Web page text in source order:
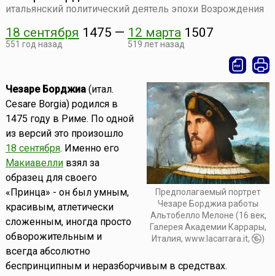
итальянский политический деятель эпохи Возрождения
18 сентября 1475
551 год назад
— 12 марта1507
519 лет назад
Предполагаемый портрет
Чезаре Борджиа работы
Альтобелло Мелоне (16 век,
Галерея Академии Каррары,
Италия, www.lacarrara.it,
)
Чезаре Борджиа(итал.
Cesare Borgia) родился в
1475 году в Риме. По одной
из версий это произошло
18 сентября. Именно его
Макиавелливзял за
образец для своего
«Принца» - он был умным,
красивым, атлетически
сложенным, иногда просто
обворожительным и
всегда абсолютно
беспринципным и неразборчивым в средствах.